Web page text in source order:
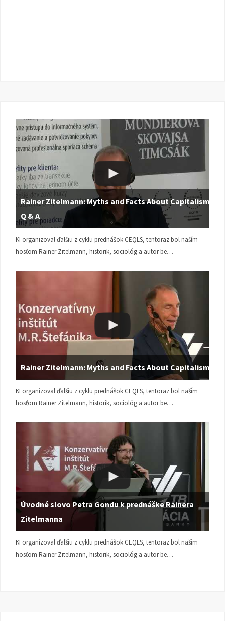
Rainer Zitelmann: Myths and Facts About Capitalism |
Q & A
KI organizoval ďalšiu z cyklu prednášok CEQLS, tentoraz bol naším
hosťom Rainer Zitelmann, historik, sociológ a autor be…
Rainer Zitelmann: Myths and Facts About Capitalism
KI organizoval ďalšiu z cyklu prednášok CEQLS, tentoraz bol naším
hosťom Rainer Zitelmann, historik, sociológ a autor be…
Úvodné slovo Petra Gondu k prednáške Rainera
Zitelmanna
KI organizoval ďalšiu z cyklu prednášok CEQLS, tentoraz bol naším
hosťom Rainer Zitelmann, historik, sociológ a autor be…